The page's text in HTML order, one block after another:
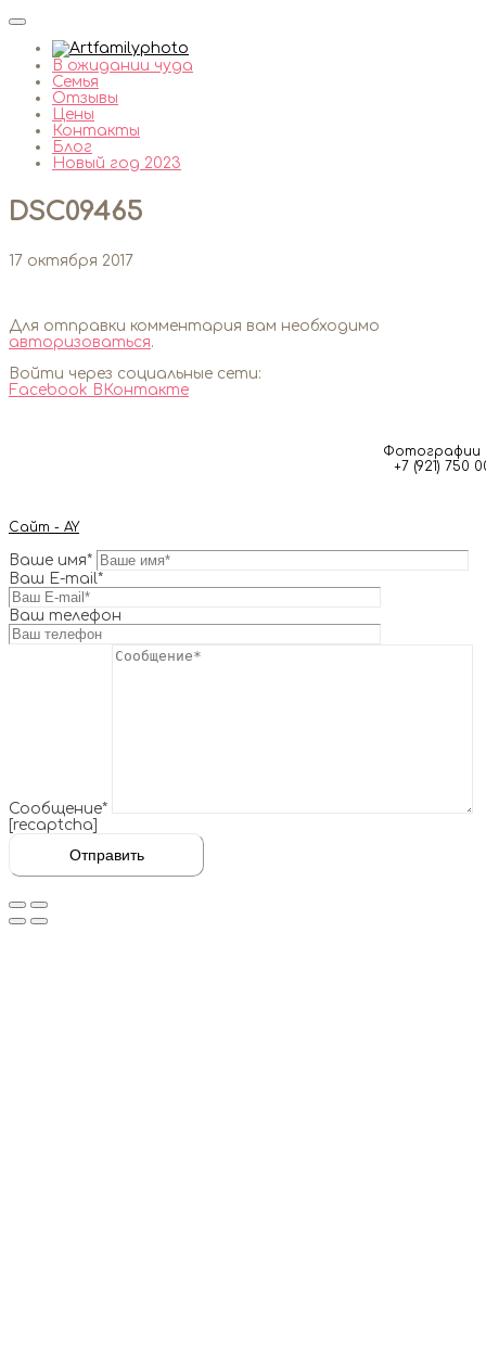
В ожидании чуда
Семья
Отзывы
Цены
Контакты
Блог
Новый год 2023
DSC09465
17 октября 2017
Для отправки комментария вам необходимо
авторизоваться.
Войти через социальные сети:
Facebook ВКонтакте
Фотографии
+7 (921) 750
Сайт - AY
Ваше имя*
Ваш E-mail*
Ваш телефон
Сообщение*
[recaptcha]